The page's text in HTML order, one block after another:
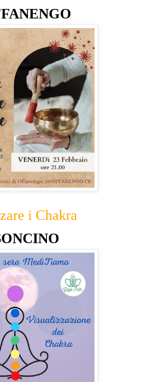
i Chakra